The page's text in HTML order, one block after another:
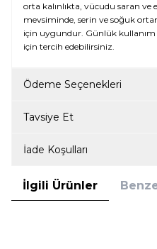
orta kalınlıkta, vücudu saran ve
mevsiminde, serin ve soğuk
için uygundur. Günlük kullanım
için tercih edebilirsiniz.
Ödeme Seçenekleri
Tavsiye Et
İade Koşulları
İlgili Ürünler